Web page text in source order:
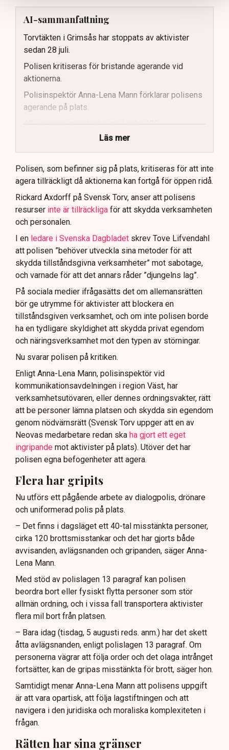
AI-sammanfattning
Torvtäkten i Grimsås har stoppats av aktivister
sedan 28 juli.
Polisen kritiseras för bristande agerande vid
aktionerna.
Polisinspektör Anna-Lena Mann förklarar polisens
agerande på plats.
40 personer misstänks med cirka 120
brottsmisstankar kopplade.
Polisen använder drönare och uniformerad polis
för att dokumentera bevis.
Samtidigt är polisarbetet komplext när det gäller
att navigera juridiska rättigheter och gränser.
Läs mer
Polisen, som befinner sig på plats, kritiseras för att inte
agera tillräckligt då aktionerna kan fortgå för öppen ridå.
Rickard Axdorff på Svensk Torv, anser att polisens
resurser inte är tillräckliga för att skydda verksamheten
och personalen.
I en ledare i Svenska Dagbladet skrev Tove Lifvendahl
att polisen ”behöver utveckla sina metoder för att
skydda tillståndsgivna verksamheter” mot sabotage,
och varnade för att det annars råder ”djungelns lag”.
På sociala medier ifrågasätts det om allemansrätten
bör ge utrymme för aktivister att blockera en
tillståndsgiven verksamhet, och om inte polisen borde
ha en tydligare skyldighet att skydda privat egendom
och näringsverksamhet mot den typen av störningar.
Nu svarar polisen på kritiken.
Enligt Anna-Lena Mann, polisinspektör vid
kommunikationsavdelningen i region Väst, har
verksamhetsutövaren, eller dennes ordningsvakter, rätt
att be personer lämna platsen och skydda sin egendom
genom nödvärnsrätt (Svensk Torv uppger att en av
Neovas medarbetare redan ska ha gjort ett eget
ingripande mot aktivister på plats). Utöver det har
polisen egna befogenheter att agera.
Flera har gripits
Nu utförs ett pågående arbete av dialogpolis, drönare
och uniformerad polis på plats.
– Det finns i dagsläget ett 40-tal misstänkta personer,
cirka 120 brottsmisstankar och det har gjorts både
avvisanden, avlägsnanden och gripanden, säger Anna-
Lena Mann.
Med stöd av polislagen 13 paragraf kan polisen
beordra bort eller fysiskt flytta personer som stör
allmän ordning, och i vissa fall transportera aktivister
flera mil bort från platsen.
– Bara idag (tisdag, 5 augusti reds. anm.) har det skett
åtta avlägsnanden, enligt polislagen 13 paragraf. Om
personerna vägrar att följa order och det olaga intrånget
fortsätter, kan de gripas misstänkta för brott, säger hon.
Samtidigt menar Anna-Lena Mann att polisens uppgift
är att vara opartisk, att följa lagstiftningen och att
navigera i den juridiska och moraliska komplexiteten i
frågan.
Rätten har sina gränser